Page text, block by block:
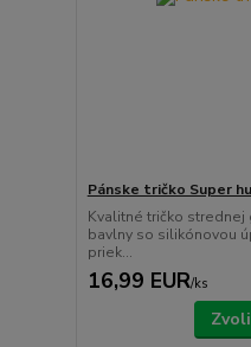
Pánske tričko Super
Kvalitné tričko strednej
bavlny so silikónovou
priek...
16,99 EUR/ks